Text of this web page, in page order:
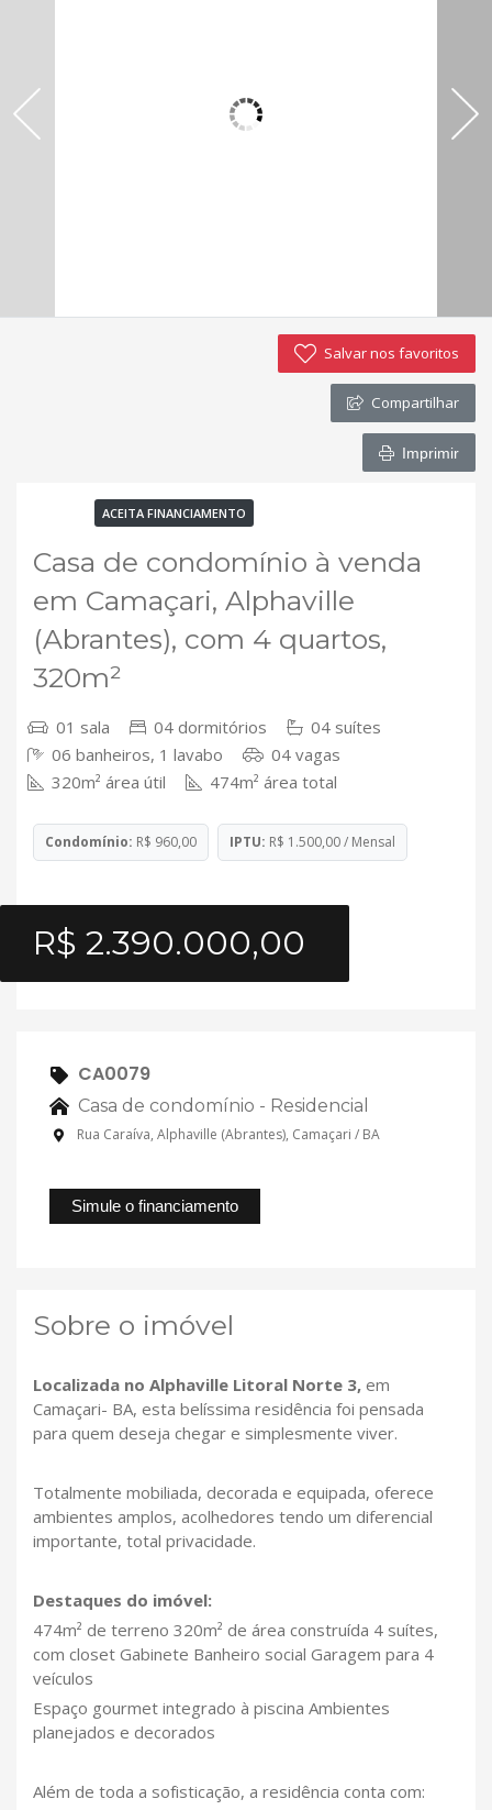
Salvar nos favoritos
Compartilhar
Imprimir
ACEITA FINANCIAMENTO
Casa de condomínio à venda
em Camaçari, Alphaville
(Abrantes), com 4 quartos,
320m²
01 sala 04 dormitórios
04 suítes
06 banheiros, 1 lavabo
04 vagas
320m² área útil
474m² área total
Condomínio: R$ 960,00 IPTU: R$ 1.500,00 / Mensal
R$ 2.390.000,00
CA0079
Casa de condomínio - Residencial
Rua Caraíva, Alphaville (Abrantes), Camaçari / BA
Simule o financiamento
Sobre o imóvel
Localizada no Alphaville Litoral Norte 3, em
Camaçari- BA, esta belíssima residência foi pensada
para quem deseja chegar e simplesmente viver.
Totalmente mobiliada, decorada e equipada, oferece
ambientes amplos, acolhedores tendo um diferencial
importante, total privacidade.
Destaques do imóvel:
474m² de terreno 320m² de área construída 4 suítes,
com closet Gabinete Banheiro social Garagem para 4
veículos
Espaço gourmet integrado à piscina Ambientes
planejados e decorados
Além de toda a sofisticação, a residência conta com: